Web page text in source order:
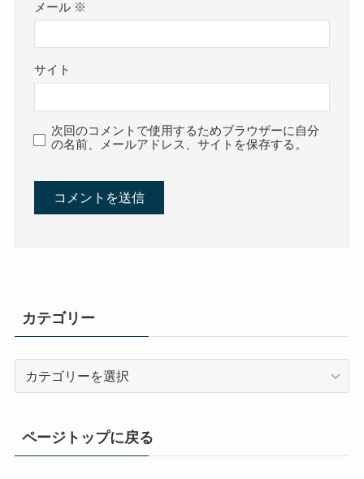
メール ※
サイト
次回のコメントで使用するためブラウザーに自分
の名前、メールアドレス、サイトを保存する。
カテゴリー
ページトップに戻る